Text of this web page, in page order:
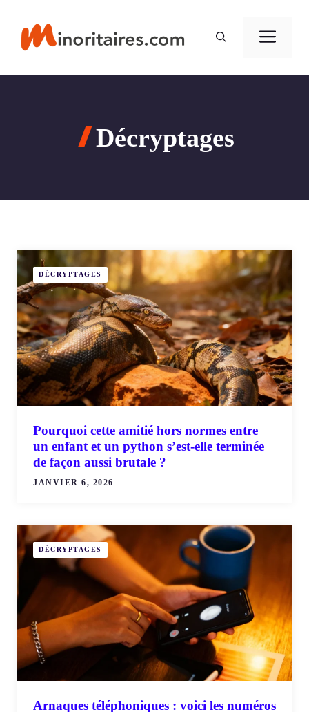
contenu
Décryptages
DÉCRYPTAGES
Pourquoi cette amitié hors normes entre
un enfant et un python s’est-elle terminée
de façon aussi brutale ?
JANVIER 6, 2026
DÉCRYPTAGES
Arnaques téléphoniques : voici les numéros